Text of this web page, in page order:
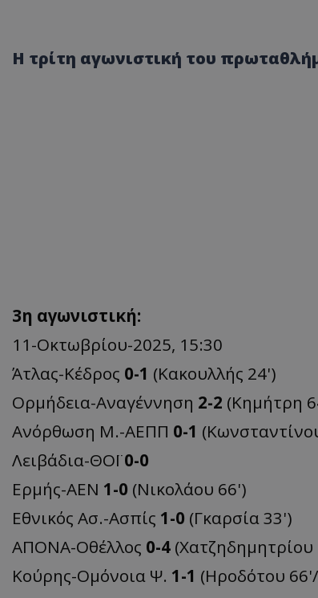
Η τρίτη αγωνιστική του
3η αγωνιστική:
11-Οκτωβρίου-2025, 15:30
Άτλας-Κέδρος 0-1 (Κακουλλής 24')
Ορμήδεια-Αναγέννηση 2-2 (Κημήτρη
Ανόρθωση Μ.-ΑΕΠΠ 0-1
Λειβάδια-ΘΟΪ0-0
Ερμής-AΕΝ 1-0 (Νικολάου 66')
Εθνικός Ασ.-Ασπίς 1-0 (Γκαρσία 33')
ΑΠΟΝΑ-Οθέλλος 0-4
Κούρης-Ομόνοια Ψ. 1-1 (Ηροδότου